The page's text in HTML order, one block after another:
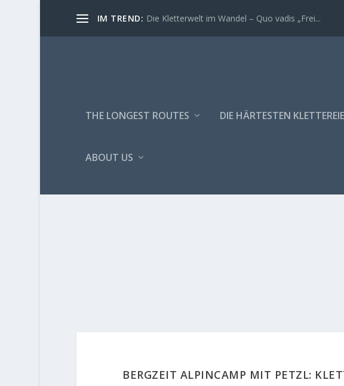
IM TREND: Die Kletterwelt im Wandel – Quo vadis „Frei...
THE LONGEST ROUTES DIE HÄRTESTEN
ABOUT US
BERGZEIT ALPINCAMP MIT PETZL: